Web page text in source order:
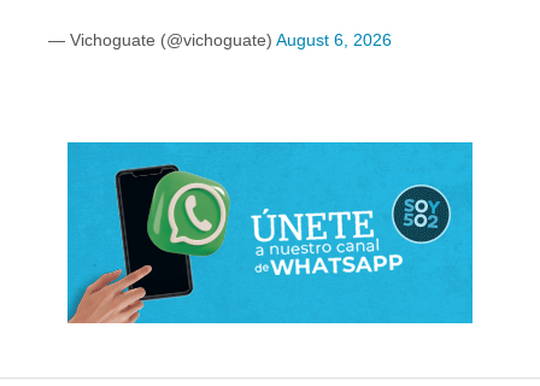
— Vichoguate (@vichoguate) August 6, 2026